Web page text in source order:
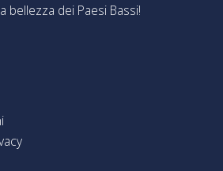
bellezza dei Paesi Bassi!